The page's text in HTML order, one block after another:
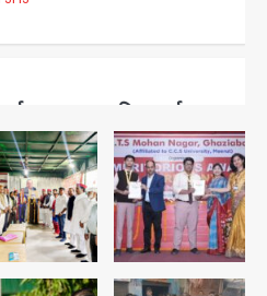
का मुख्य साजिशकर्ता
चौधरी गैंग का कुख्यात बदमाश
से गिरफ्तार
JHJ